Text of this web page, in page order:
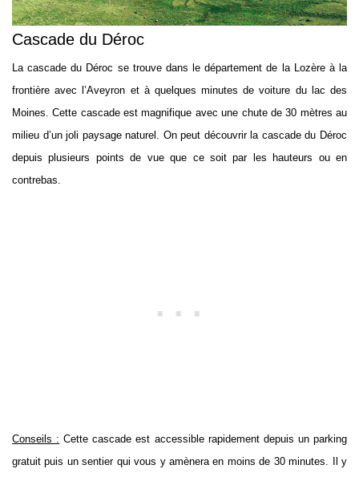
Cascade du Déroc
La cascade du Déroc se trouve dans le département de la Lozère à la
frontière avec l’Aveyron et à quelques minutes de voiture du lac des
Moines. Cette cascade est magnifique avec une chute de 30 mètres au
milieu d’un joli paysage naturel. On peut découvrir la cascade du Déroc
depuis plusieurs points de vue que ce soit par les hauteurs ou en
contrebas.
Conseils : Cette cascade est accessible rapidement depuis un parking
gratuit puis un sentier qui vous y amènera en moins de 30 minutes. Il y